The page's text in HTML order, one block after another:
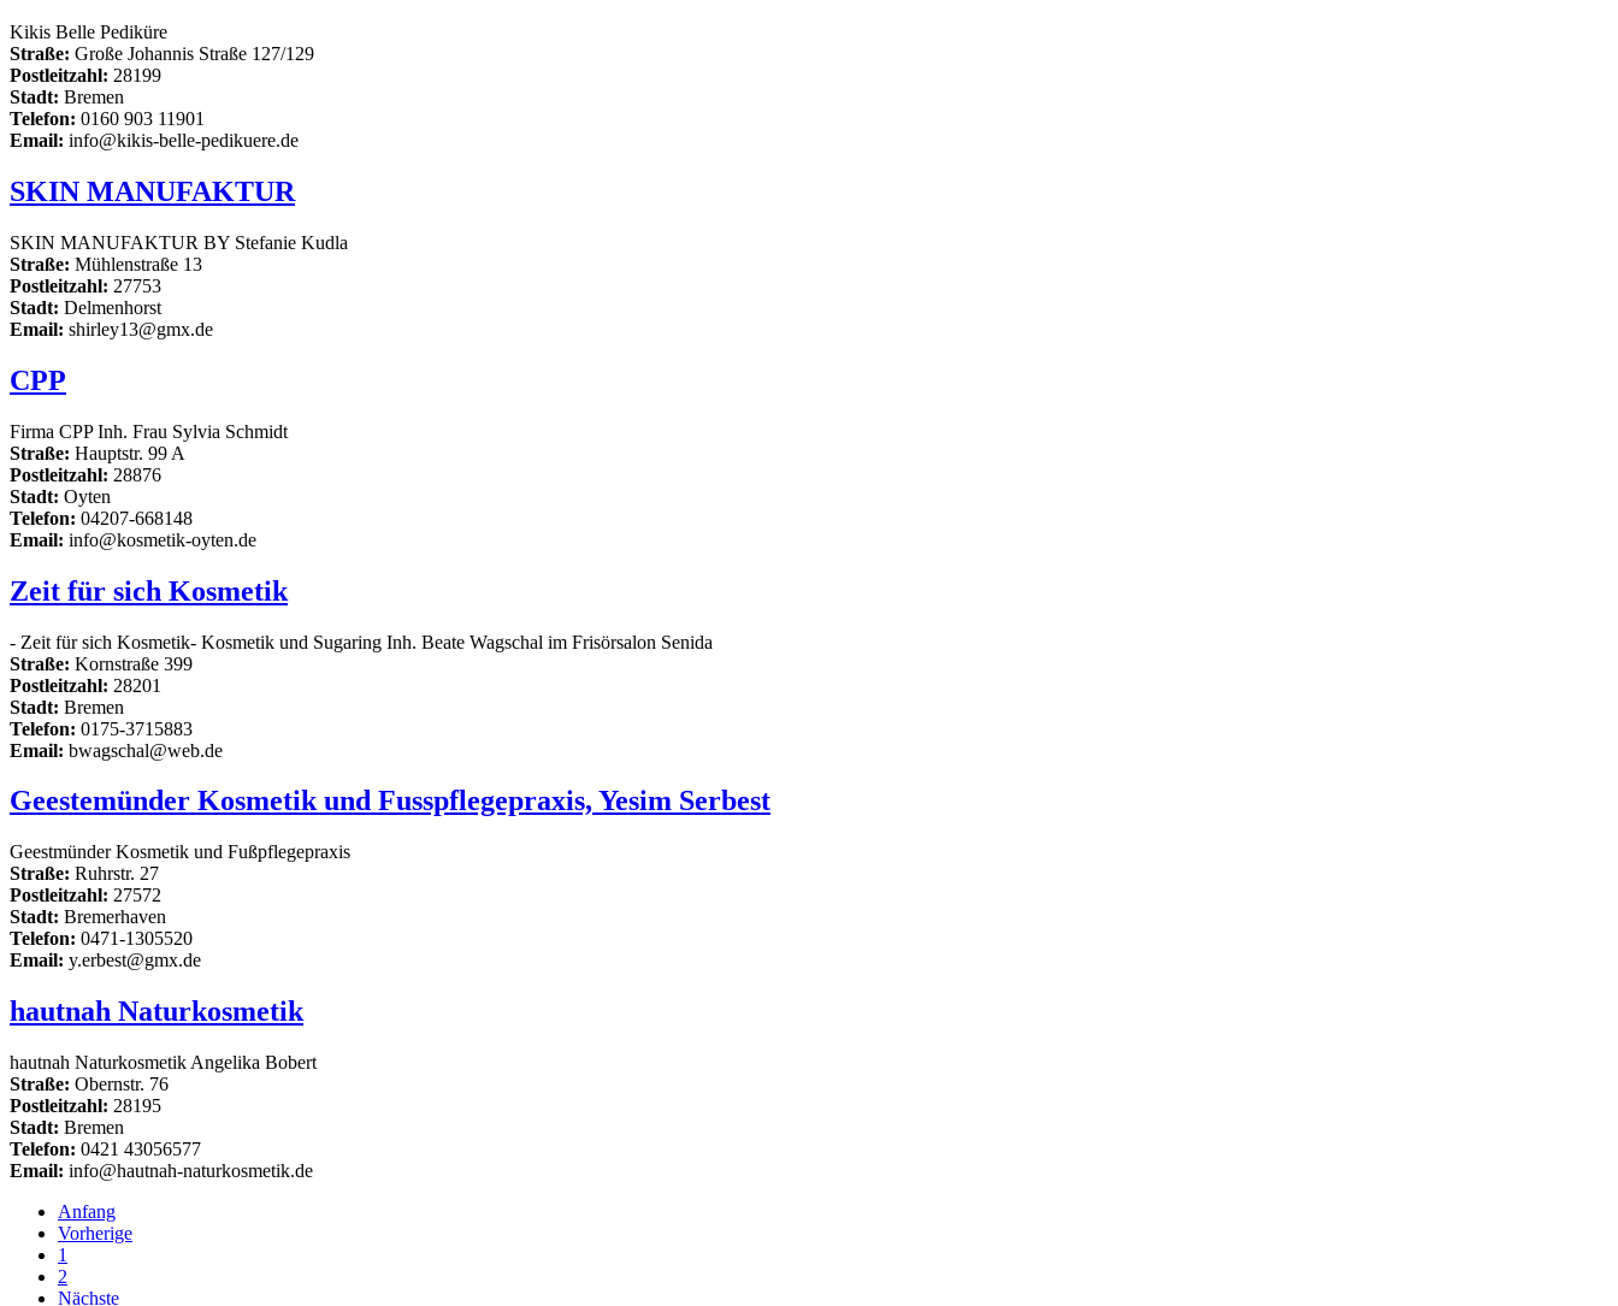
Kikis Belle Pediküre
Straße: Große Johannis Straße 127/129
Postleitzahl: 28199
Stadt: Bremen
Telefon: 0160 903 11901
Email: info@kikis-belle-pedikuere.de
SKIN MANUFAKTUR
SKIN MANUFAKTUR BY Stefanie Kudla
Straße: Mühlenstraße 13
Postleitzahl: 27753
Stadt: Delmenhorst
Email: shirley13@gmx.de
CPP
Firma CPP Inh. Frau Sylvia Schmidt
Straße: Hauptstr. 99 A
Postleitzahl: 28876
Stadt: Oyten
Telefon: 04207-668148
Email: info@kosmetik-oyten.de
Zeit für sich Kosmetik
- Zeit für sich Kosmetik- Kosmetik und Sugaring Inh. Beate Wagschal im Frisörsalon Senida
Straße: Kornstraße 399
Postleitzahl: 28201
Stadt: Bremen
Telefon: 0175-3715883
Email: bwagschal@web.de
Geestemünder Kosmetik und Fusspflegepraxis, Yesim Serbest
Geestmünder Kosmetik und Fußpflegepraxis
Straße: Ruhrstr. 27
Postleitzahl: 27572
Stadt: Bremerhaven
Telefon: 0471-1305520
Email: y.erbest@gmx.de
hautnah Naturkosmetik
hautnah Naturkosmetik Angelika Bobert
Straße: Obernstr. 76
Postleitzahl: 28195
Stadt: Bremen
Telefon: 0421 43056577
Email: info@hautnah-naturkosmetik.de
Anfang
Vorherige
1
2
Nächste